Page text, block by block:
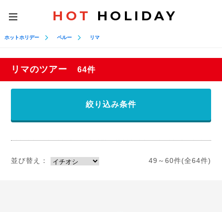
toggle
navigation
HOT HOLIDAY
ホットホリデー ペルー リマ
リマのツアー 64件
絞り込み条件
並び替え： 49～60件(全64件)